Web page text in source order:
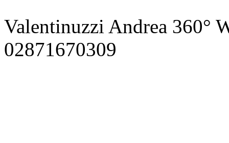
Valentinuzzi Andrea 360°
02871670309